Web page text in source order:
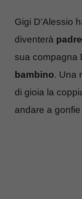
Gigi D’Alessio
diventerà padre
sua compagna
bambino. Una
di gioia la
andare a